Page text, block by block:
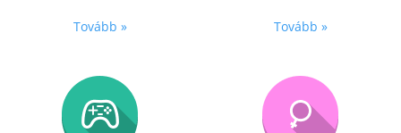
Tovább » Tovább »